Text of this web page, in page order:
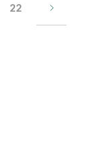
22